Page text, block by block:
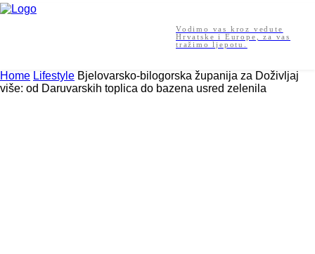
Vodimo vas kroz vedute
Hrvatske i Europe, za vas
tražimo ljepotu.
Home Lifestyle Bjelovarsko-bilogorska županija za Doživljaj
više: od Daruvarskih toplica do bazena usred zelenila